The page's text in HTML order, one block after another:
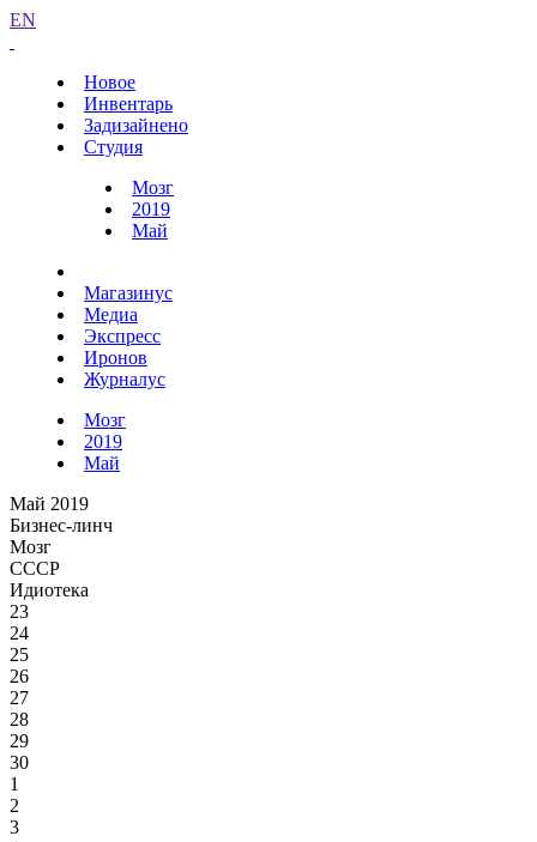
EN
Новое
Инвентарь
Задизайнено
Студия
Мозг
2019
Май
Магазинус
Медиа
Экспресс
Иронов
Журналус
Мозг
2019
Май
Май 2019
Бизнес-линч
Мозг
СССР
Идиотека
23
24
25
26
27
28
29
30
1
2
3